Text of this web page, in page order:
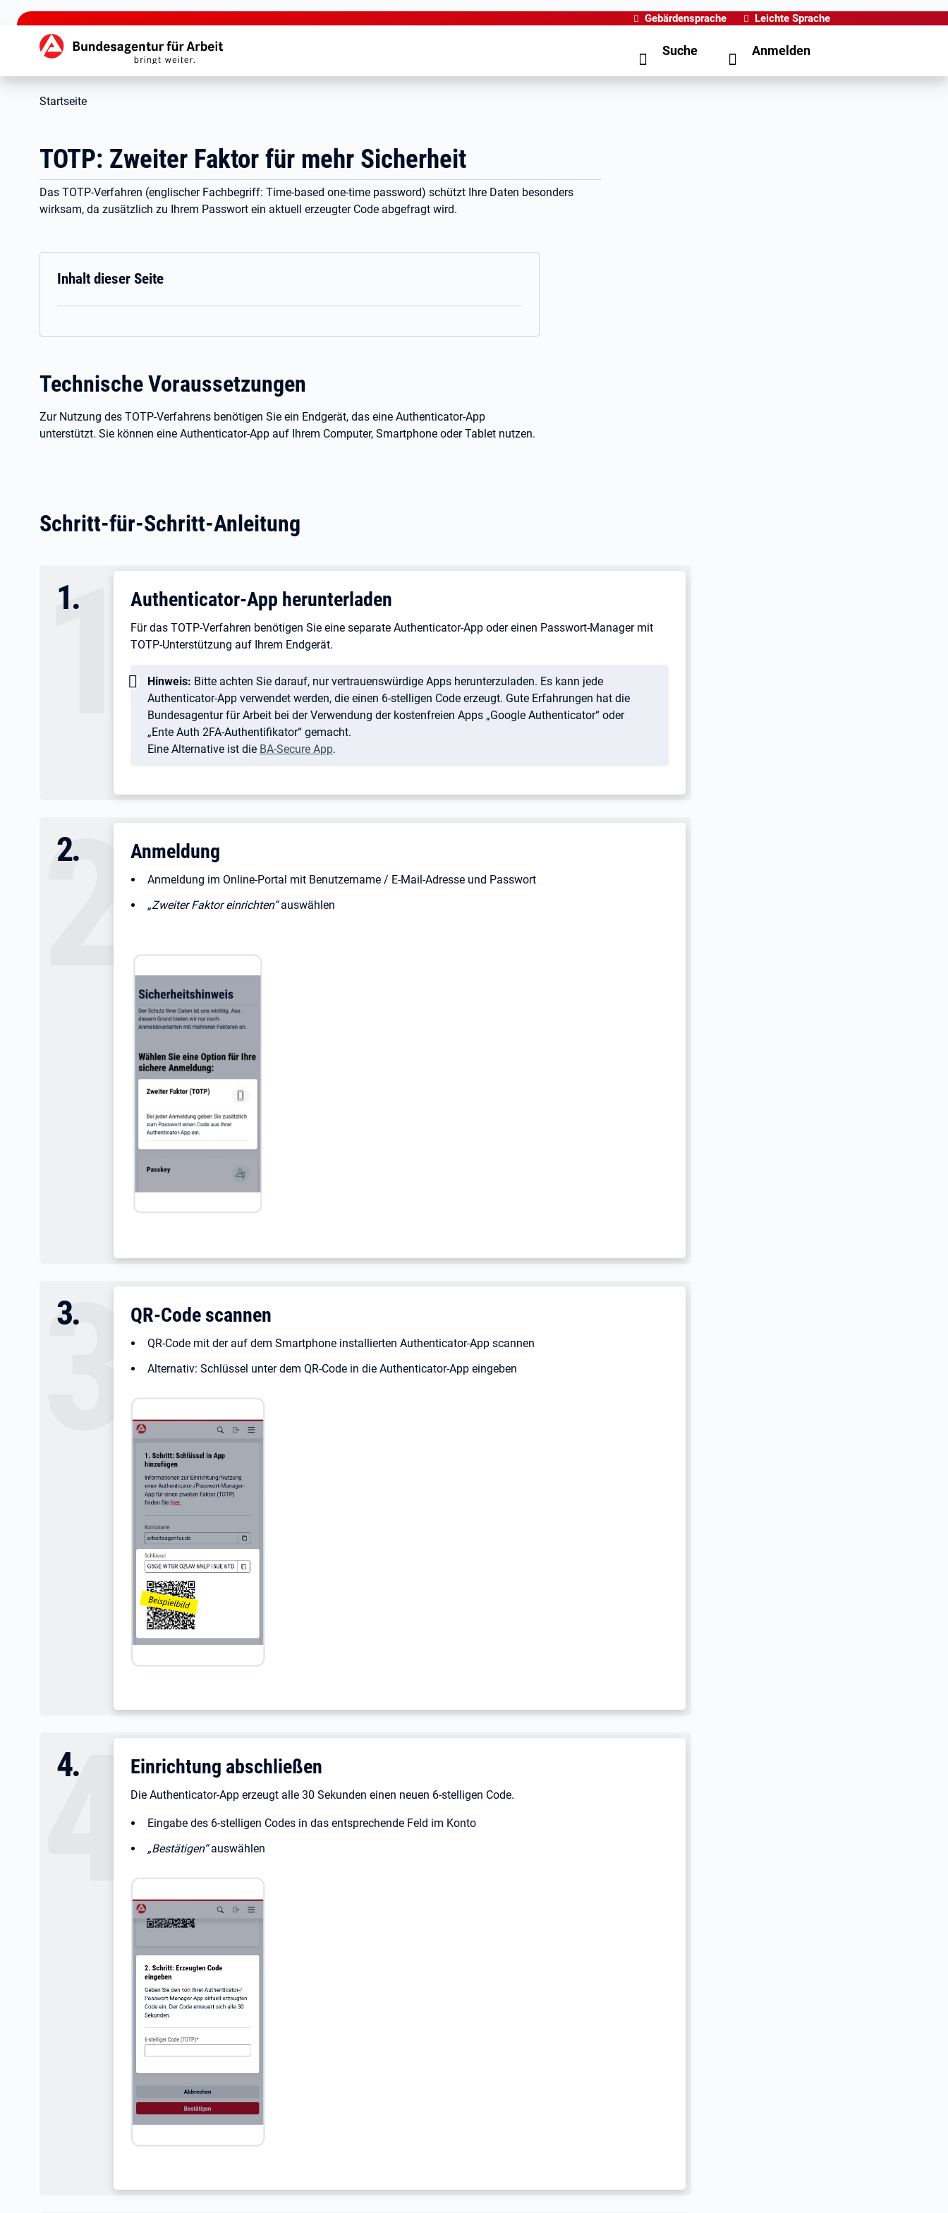
zu den Hauptinhalten springen
Gebärdensprache Leichte Sprache
Hauptnavigation Suche Anmelden
Startseite
TOTP: Zweiter Faktor für mehr Sicherheit
Das TOTP-Verfahren (englischer Fachbegriff: Time-based one-time password) schützt Ihre Daten besonders
wirksam, da zusätzlich zu Ihrem Passwort ein aktuell erzeugter Code abgefragt wird.
Inhalt dieser Seite
Technische Voraussetzungen
Zur Nutzung des TOTP-Verfahrens benötigen Sie ein Endgerät, das eine Authenticator-App
unterstützt. Sie können eine Authenticator-App auf Ihrem Computer, Smartphone oder Tablet nutzen.
Schritt-für-Schritt-Anleitung
1. Authenticator-App herunterladen
Für das TOTP-Verfahren benötigen Sie eine separate Authenticator-App oder einen Passwort-Manager mit
TOTP-Unterstützung auf Ihrem Endgerät.
Wichtig:
Hinweis: Bitte achten Sie darauf, nur vertrauenswürdige Apps herunterzuladen. Es kann jede
Authenticator-App verwendet werden, die einen 6-stelligen Code erzeugt. Gute Erfahrungen hat die
Bundesagentur für Arbeit bei der Verwendung der kostenfreien Apps „Google Authenticator“ oder
„Ente Auth 2FA-Authentifikator“ gemacht.
Eine Alternative ist die BA-Secure App.
2. Anmeldung
Anmeldung im Online-Portal mit Benutzername / E-Mail-Adresse und Passwort
„Zweiter Faktor einrichten“auswählen
3. QR-Code scannen
QR-Code mit der auf dem Smartphone installierten Authenticator-App scannen
Alternativ: Schlüssel unter dem QR-Code in die Authenticator-App eingeben
4. Einrichtung abschließen
Die Authenticator-App erzeugt alle 30 Sekunden einen neuen 6-stelligen Code.
Eingabe des 6-stelligen Codes in das entsprechende Feld im Konto
„Bestätigen“auswählen